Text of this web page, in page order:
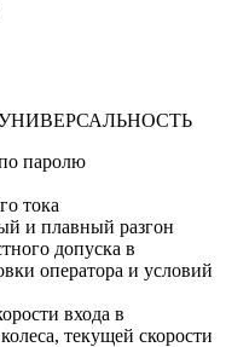
паролю
тока
и плавный разгон
допуска в
оператора и условий
входа в
текущей скорости